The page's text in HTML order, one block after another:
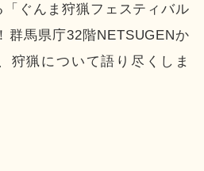
ぐんま狩猟フェスティバル
群馬県庁32階NETSUGENか
狩猟について語り尽くしま